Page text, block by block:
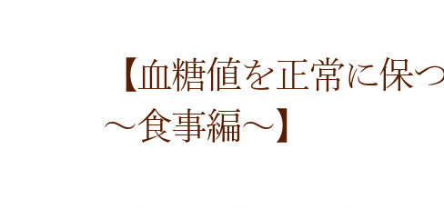
【血糖値を正常に保
～食事編～】